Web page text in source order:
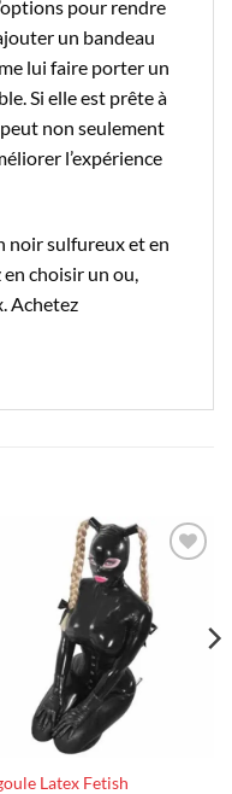
pour rendre
un bandeau
lui faire porter un
Si elle est prête à
peut non seulement
l’expérience
noir sulfureux et en
choisir un ou,
Achetez
d’envies
Latex Fetish